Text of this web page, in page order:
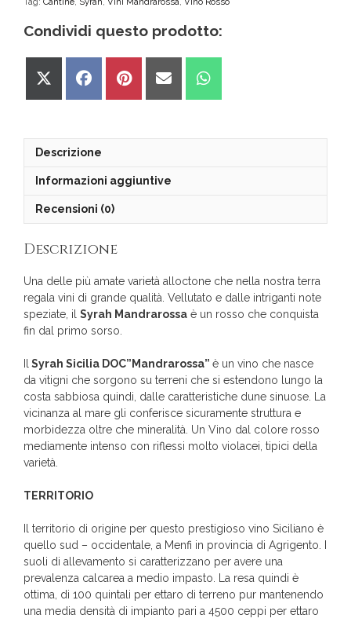
Condividi questo prodotto:
Share
Share
Share
Share
Share
Descrizione
Informazioni aggiuntive
Recensioni (0)
Descrizione
Una delle più amate varietà alloctone che nella nostra terra
regala vini di grande qualità. Vellutato e dalle intriganti note
speziate, il Syrah Mandrarossa è un rosso che conquista
fin dal primo sorso.
IlSyrah Sicilia DOC”Mandrarossa” è un vino che nasce
da vitigni che sorgono su terreni che si estendono lungo la
costa sabbiosa quindi, dalle caratteristiche dune sinuose. La
vicinanza al mare gli conferisce sicuramente struttura e
morbidezza oltre che mineralità. Un Vino dal colore rosso
mediamente intenso con riflessi molto violacei, tipici della
varietà.
TERRITORIO
Il territorio di origine per questo prestigioso vino Siciliano è
quello sud – occidentale, a Menfi in provincia di Agrigento. I
suoli di allevamento si caratterizzano per avere una
prevalenza calcarea a medio impasto. La resa quindi è
ottima, di 100 quintali per ettaro di terreno pur mantenendo
una media densità di impianto pari a 4500 ceppi per ettaro